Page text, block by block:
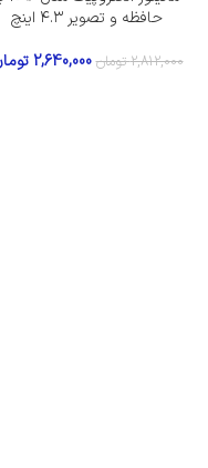
حافظه و تصویر ۴.۳ اینچ
2,812,000 تومان 2,640,000